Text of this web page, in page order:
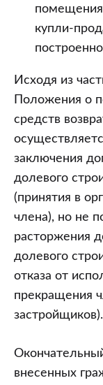
помещения
купли-
Исходя из
Положения о
средств
заключения
долевого
(принятия в
члена), но не
расторжения
долевого
отказа от
прекращения
застройщиков).
внесенных